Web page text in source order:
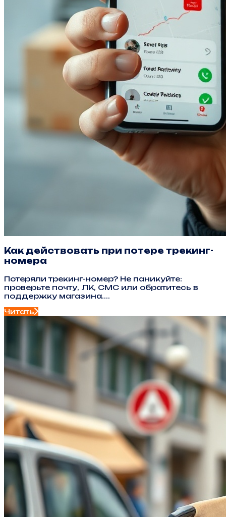
Как действовать при потере трекинг-
номера
Потеряли трекинг-номер? Не паникуйте:
проверьте почту, ЛК, СМС или обратитесь в
поддержку магазина....
Читать